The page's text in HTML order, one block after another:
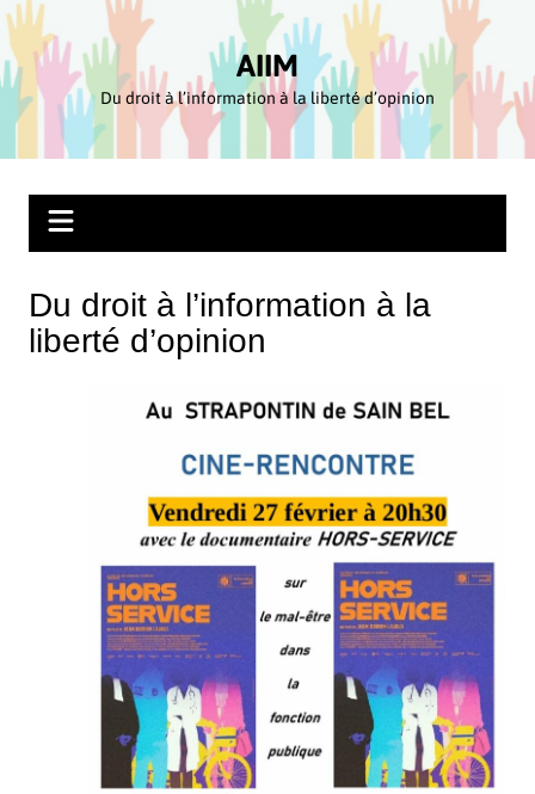
Aller
au
contenu
AIIM
Du droit à l’information à la liberté d’opinion
Du droit à l’information à la
liberté d’opinion